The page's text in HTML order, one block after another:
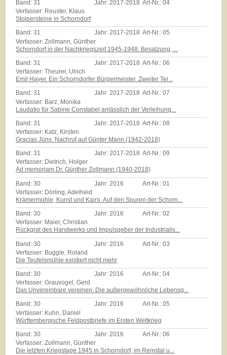
Band:31 Jahr:2017-2018 Art-Nr.:04
Verfasser: Reuster, Klaus
Stolpersteine in Schorndorf
Band:31 Jahr:2017-2018 Art-Nr.:05
Verfasser: Zollmann, Günther
Schorndorf in der Nachkriegszeit 1945-1948: Besatzung, ...
Band:31 Jahr:2017-2018 Art-Nr.:06
Verfasser: Theurer, Ulrich
Emil Hayer. Ein Schorndorfer Bürgermeister. Zweiter Tei...
Band:31 Jahr:2017-2018 Art-Nr.:07
Verfasser: Barz, Monika
Laudatio für Sabine Constabel anlässlich der Verleihung...
Band:31 Jahr: 2017-2018 Art-Nr.:08
Verfasser: Katz, Kirsten
Gracias Jüns. Nachruf auf Günter Mann (1942-2018)
Band:31 Jahr:2017-2018 Art-Nr.:09
Verfasser: Dietrich, Holger
Ad memoriam Dr. Günther Zollmann (1940-2018)
Band:30 Jahr: 2016 Art-Nr.:01
Verfasser: Dörling, Adelheid
Krämermühle, Kunst und Kairo. Auf den Spuren der Schorn...
Band:30 Jahr:2016 Art-Nr.:02
Verfasser: Maier, Christian
Rückgrat des Handwerks und Impulsgeber der Industrialis...
Band:30 Jahr: 2016 Art-Nr.:03
Verfasser: Buggle, Roland
Die Teufelsmühle existiert nicht mehr
Band:30 Jahr:2016 Art-Nr.:04
Verfasser: Grauvogel, Gerd
Das Unvereinbare vereinen: Die außergewöhnliche Lebensg...
Band:30 Jahr:2016 Art-Nr.:05
Verfasser: Kuhn, Daniel
Württembergische Feldpostbriefe im Ersten Weltkrieg
Band:30 Jahr:2016 Art-Nr.:06
Verfasser: Zollmann, Günther
Die letzten Kriegstage 1945 in Schorndorf, im Remstal u...